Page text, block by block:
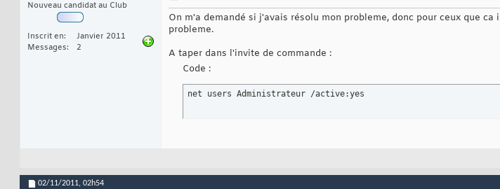
Nouveau candidat au Club
Inscrit en
Janvier 2011
Messages
2
On m'a demandé si j'avais résolu mon probleme, donc pour ceux que
probleme.
A taper dans l'invite de commande :
Code :
net users Administrateur /active:yes
02/11/2011, 02h54